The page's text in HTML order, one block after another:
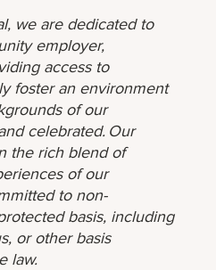
we are dedicated to
employer,
access to
foster an environment
of our
celebrated. Our
the rich blend of
of our
to non-
basis, including
or other basis
law.